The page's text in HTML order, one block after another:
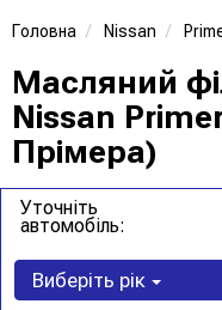
Головна Nissan
Масляний
Nissan
Прімера)
Уточніть
автомобіль:
Виберіть рік